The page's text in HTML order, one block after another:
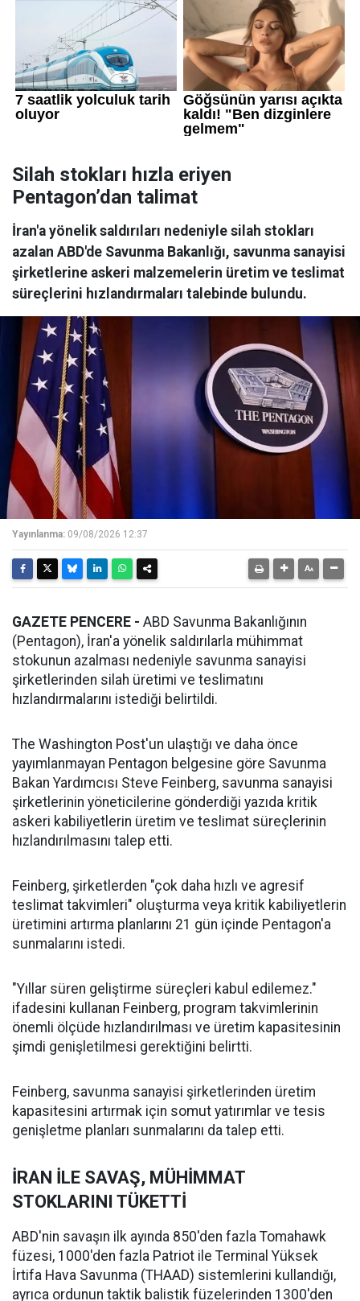
Silah stokları hızla eriyen
Pentagon’dan talimat
İran'a yönelik saldırıları nedeniyle silah stokları
azalan ABD'de Savunma Bakanlığı, savunma sanayisi
şirketlerine askeri malzemelerin üretim ve teslimat
süreçlerini hızlandırmaları talebinde bulundu.
Yayınlanma: 09/08/2026 12:37
GAZETE PENCERE - ABD Savunma Bakanlığının
(Pentagon), İran'a yönelik saldırılarla mühimmat
stokunun azalması nedeniyle savunma sanayisi
şirketlerinden silah üretimi ve teslimatını
hızlandırmalarını istediği belirtildi.
The Washington Post'un ulaştığı ve daha önce
yayımlanmayan Pentagon belgesine göre Savunma
Bakan Yardımcısı Steve Feinberg, savunma sanayisi
şirketlerinin yöneticilerine gönderdiği yazıda kritik
askeri kabiliyetlerin üretim ve teslimat süreçlerinin
hızlandırılmasını talep etti.
Feinberg, şirketlerden "çok daha hızlı ve agresif
teslimat takvimleri" oluşturma veya kritik kabiliyetlerin
üretimini artırma planlarını 21 gün içinde Pentagon'a
sunmalarını istedi.
"Yıllar süren geliştirme süreçleri kabul edilemez."
ifadesini kullanan Feinberg, program takvimlerinin
önemli ölçüde hızlandırılması ve üretim kapasitesinin
şimdi genişletilmesi gerektiğini belirtti.
Feinberg, savunma sanayisi şirketlerinden üretim
kapasitesini artırmak için somut yatırımlar ve tesis
genişletme planları sunmalarını da talep etti.
İRAN İLE SAVAŞ, MÜHİMMAT
STOKLARINI TÜKETTİ
ABD'nin savaşın ilk ayında 850'den fazla Tomahawk
füzesi, 1000'den fazla Patriot ile Terminal Yüksek
İrtifa Hava Savunma (THAAD) sistemlerini kullandığı,
ayrıca ordunun taktik balistik füzelerinden 1300'den